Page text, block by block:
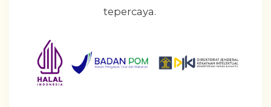
tepercaya.